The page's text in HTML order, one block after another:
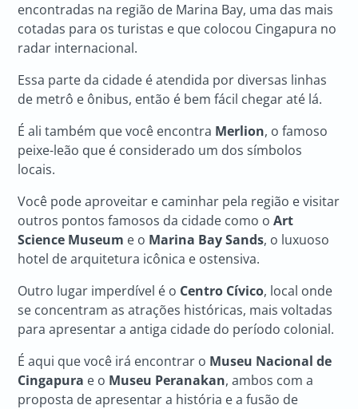
encontradas na região de Marina Bay, uma das mais
cotadas para os turistas e que colocou Cingapura no
radar internacional.
Essa parte da cidade é atendida por diversas linhas
de metrô e ônibus, então é bem fácil chegar até lá.
É ali também que você encontra Merlion, o famoso
peixe-leão que é considerado um dos símbolos
locais.
Você pode aproveitar e caminhar pela região e visitar
outros pontos famosos da cidade como oArt
Science Museum e o Marina Bay Sands, o luxuoso
hotel de arquitetura icônica e ostensiva.
Outro lugar imperdível é o Centro Cívico, local onde
se concentram as atrações históricas, mais voltadas
para apresentar a antiga cidade do período colonial.
É aqui que você irá encontrar o Museu Nacional de
Cingapura e o Museu Peranakan, ambos com a
proposta de apresentar a história e a fusão de